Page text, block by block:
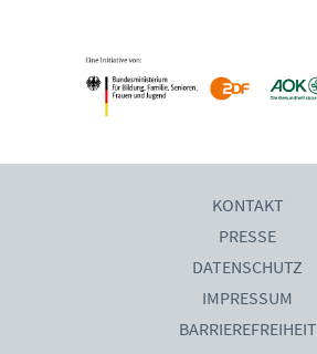
KONTAKT
PRESSE
DATENSCHUTZ
IMPRESSUM
BARRIEREFREIHEIT